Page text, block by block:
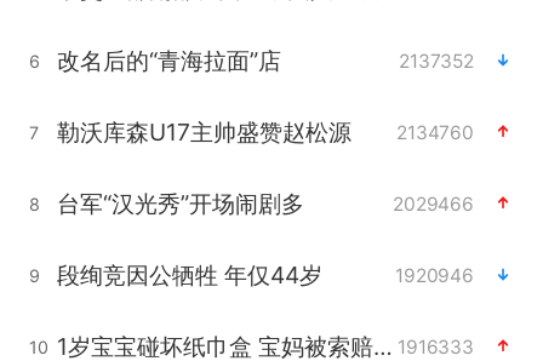
6 改名后的“青海拉面”店 2137352
7 勒沃库森U17主帅盛赞赵松源 2134760
8 台军“汉光秀”开场闹剧多 2029466
9 段绚竞因公牺牲 年仅44岁 1920946
10 1岁宝宝碰坏纸巾盒 宝妈被索赔924元 1916333